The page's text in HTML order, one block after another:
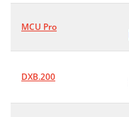
MCU Pro
DXB.200